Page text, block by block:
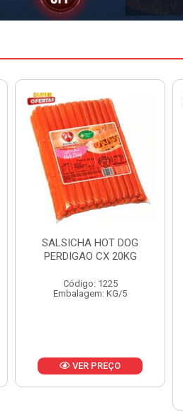
PERNIL SUINO C/OSSO
COPAVEL KG
Código: 12301
Embalagem: CX/± 19,56 KG
VER PREÇO